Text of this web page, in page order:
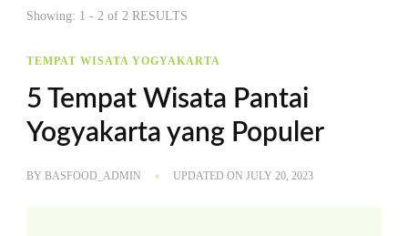
Showing: 1 - 2 of 2 RESULTS
TEMPAT WISATA YOGYAKARTA
5 Tempat Wisata Pantai
Yogyakarta yang Populer
BY BASFOOD_ADMIN UPDATED ON JULY 20, 2023